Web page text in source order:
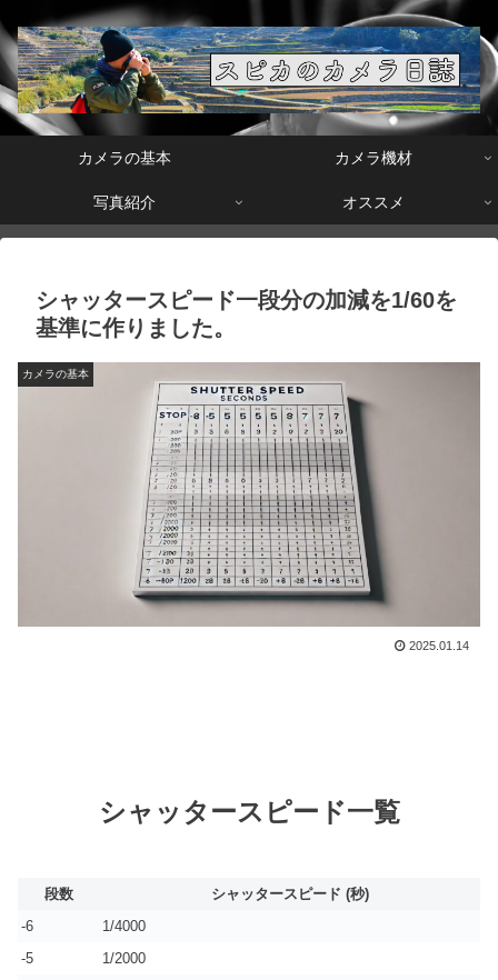
カメラの基本 カメラ機材
写真紹介 オススメ
シャッタースピード一段分の加減を1/60を
基準に作りました。
カメラの基本
2025.01.14
シャッタースピード一覧
段数
シャッタースピード (秒)
-6
1/4000
-5
1/2000